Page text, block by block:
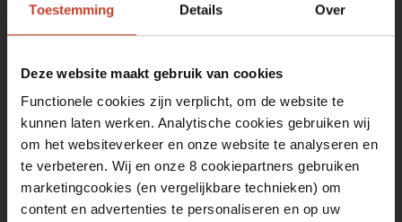
Toestemming Details Over
Deze website maakt gebruik van cookies
Functionele cookies zijn verplicht, om de website te
kunnen laten werken. Analytische cookies gebruiken wij
om het websiteverkeer en onze website te analyseren en
te verbeteren. Wij en onze 8 cookiepartners gebruiken
marketingcookies (en vergelijkbare technieken) om
content en advertenties te personaliseren en op uw
Dinsdag
08:00 tot 17:00
08:00 tot 17:00
Vrijdag
08:00 tot 17:00
Zaterdag
09:30 tot 12:00
Zondag
Gesloten